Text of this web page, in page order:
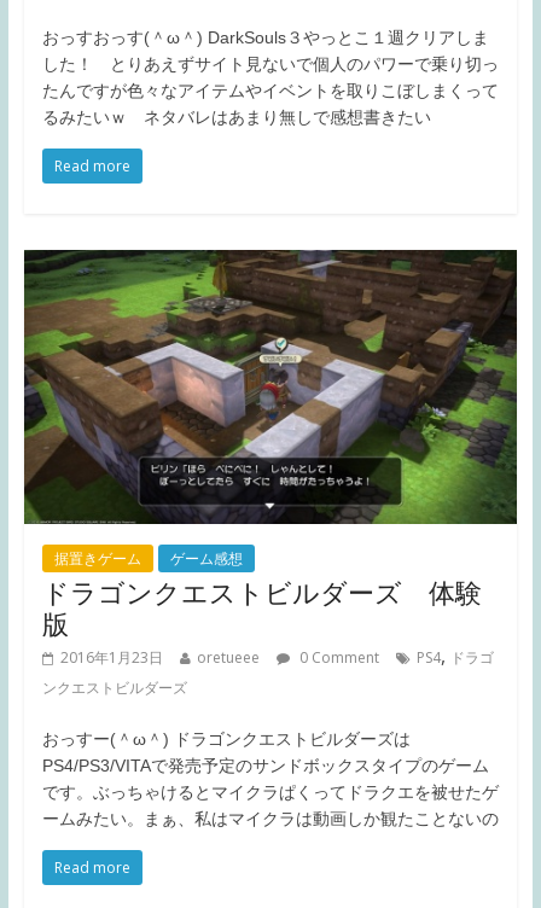
おっすおっす(＾ω＾) DarkSouls３やっとこ１週クリアしま
した！ とりあえずサイト見ないで個人のパワーで乗り切っ
たんですが色々なアイテムやイベントを取りこぼしまくって
るみたいｗ ネタバレはあまり無しで感想書きたい
Read more
据置きゲーム ゲーム感想
ドラゴンクエストビルダーズ 体験
版
2016年1月23日 oretueee 0 Comment PS4, ドラゴ
ンクエストビルダーズ
おっすー(＾ω＾) ドラゴンクエストビルダーズは
PS4/PS3/VITAで発売予定のサンドボックスタイプのゲーム
です。ぶっちゃけるとマイクラぱくってドラクエを被せたゲ
ームみたい。まぁ、私はマイクラは動画しか観たことないの
Read more